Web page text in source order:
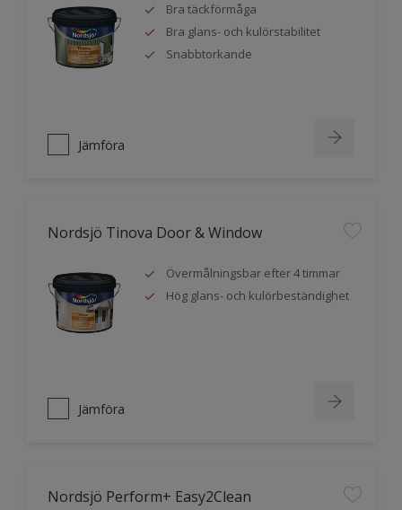
Bra täckförmåga
Bra glans- och kulörstabilitet
Snabbtorkande
Jämföra
Nordsjö Tinova Door & Window
Övermålningsbar efter 4 timmar
Hög glans- och kulörbeständighet
Jämföra
Nordsjö Perform+ Easy2Clean